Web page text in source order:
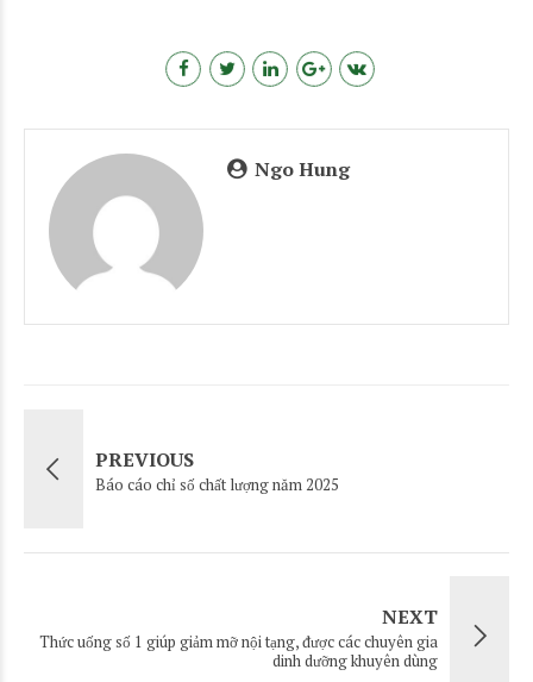
Ngo Hung
PREVIOUS
Báo cáo chỉ số chất lượng năm 2025
NEXT
Thức uống số 1 giúp giảm mỡ nội tạng, được các chuyên gia
dinh dưỡng khuyên dùng